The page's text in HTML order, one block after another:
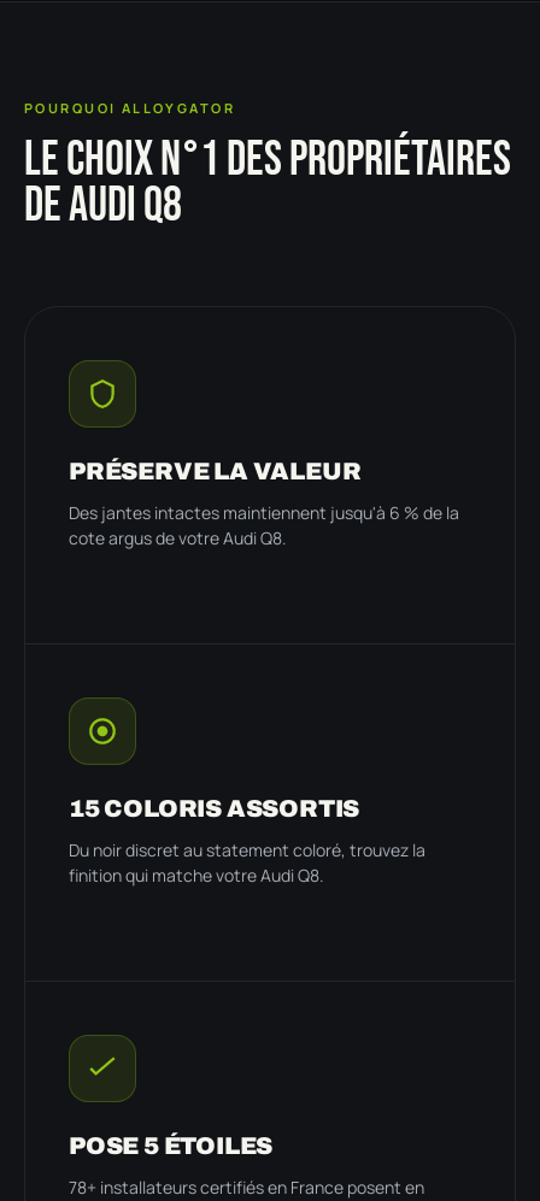
POURQUOI ALLOYGATOR
LE CHOIX N°1 DES PROPRIÉTAIRES
DE AUDI Q8
PRÉSERVE LA VALEUR
Des jantes intactes maintiennent jusqu'à 6 % de la
cote argus de votre Audi Q8.
15 COLORIS ASSORTIS
Du noir discret au statement coloré, trouvez la
finition qui matche votre Audi Q8.
POSE 5 ÉTOILES
78+ installateurs certifiés en France posent en